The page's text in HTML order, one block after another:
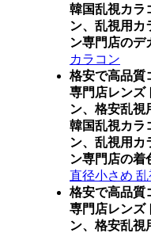
韓国乱視カラ
ン、乱視用カ
ン専門店のデ
カラコン
格安で高品質
専門店レンズ
ン、格安乱視
韓国乱視カラ
ン、乱視用カ
ン専門店の着
直径小さめ
格安で高品質
専門店レンズ
ン、格安乱視